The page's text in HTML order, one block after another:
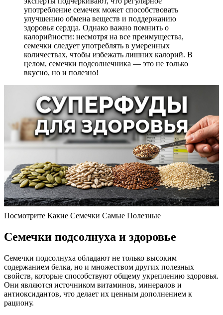
употребление семечек может способствовать
улучшению обмена веществ и поддержанию
здоровья сердца. Однако важно помнить о
калорийности: несмотря на все преимущества,
семечки следует употреблять в умеренных
количествах, чтобы избежать лишних калорий. В
целом, семечки подсолнечника — это не только
вкусно, но и полезно!
Посмотрите Какие Семечки Самые Полезные
Семечки подсолнуха и здоровье
Семечки подсолнуха обладают не только высоким
содержанием белка, но и множеством других полезных
свойств, которые способствуют общему укреплению здоровья.
Они являются источником витаминов, минералов и
антиоксидантов, что делает их ценным дополнением к
рациону.